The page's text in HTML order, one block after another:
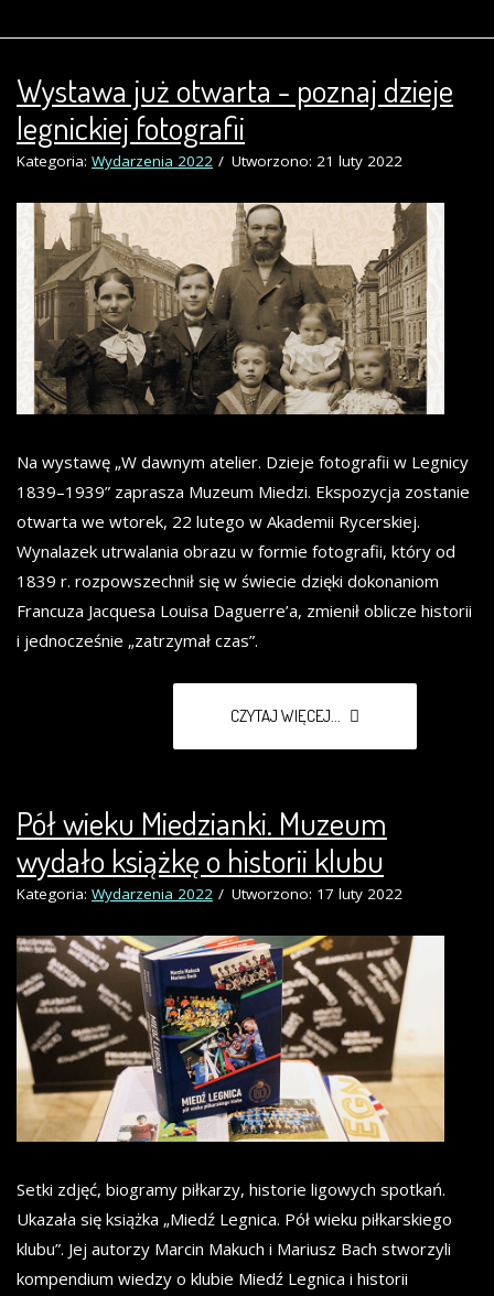
Wystawa już otwarta - poznaj dzieje
legnickiej fotografii
Kategoria: Wydarzenia 2022 Utworzono: 21 luty 2022
Na wystawę „W dawnym atelier. Dzieje fotografii w Legnicy
1839–1939” zaprasza Muzeum Miedzi. Ekspozycja zostanie
otwarta we wtorek, 22 lutego w Akademii Rycerskiej.
Wynalazek utrwalania obrazu w formie fotografii, który od
1839 r. rozpowszechnił się w świecie dzięki dokonaniom
Francuza Jacquesa Louisa Daguerre’a, zmienił oblicze historii
i jednocześnie „zatrzymał czas”.
CZYTAJ WIĘCEJ...
Pół wieku Miedzianki. Muzeum
wydało książkę o historii klubu
Kategoria: Wydarzenia 2022 Utworzono: 17 luty 2022
Setki zdjęć, biogramy piłkarzy, historie ligowych spotkań.
Ukazała się książka „Miedź Legnica. Pół wieku piłkarskiego
klubu”. Jej autorzy Marcin Makuch i Mariusz Bach stworzyli
kompendium wiedzy o klubie Miedź Legnica i historii